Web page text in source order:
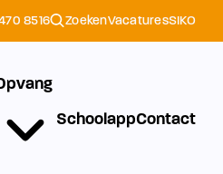
8516 ZoekenVacaturesSIKO
SchoolappContact